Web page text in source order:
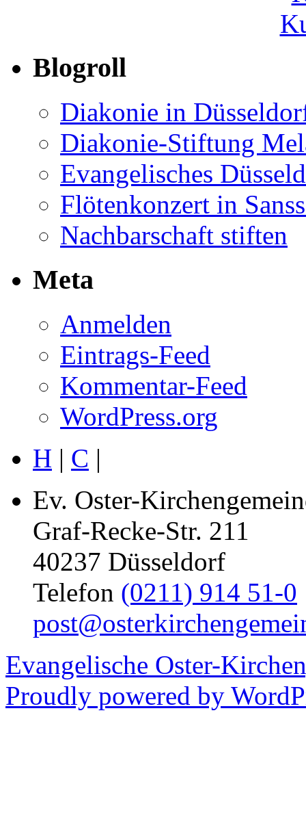
Blogroll
Diakonie in
Diakonie-Stiftung
Evangelisches
Flötenkonzert in
Nachbarschaft stiften
Meta
Anmelden
Eintrags-Feed
Kommentar-Feed
WordPress.org
H | C |
Ev. Oster-
Graf-Recke-Str. 211
40237 Düsseldorf
Telefon (0211) 914 51-0
Evangelische Oster-
Proudly powered by